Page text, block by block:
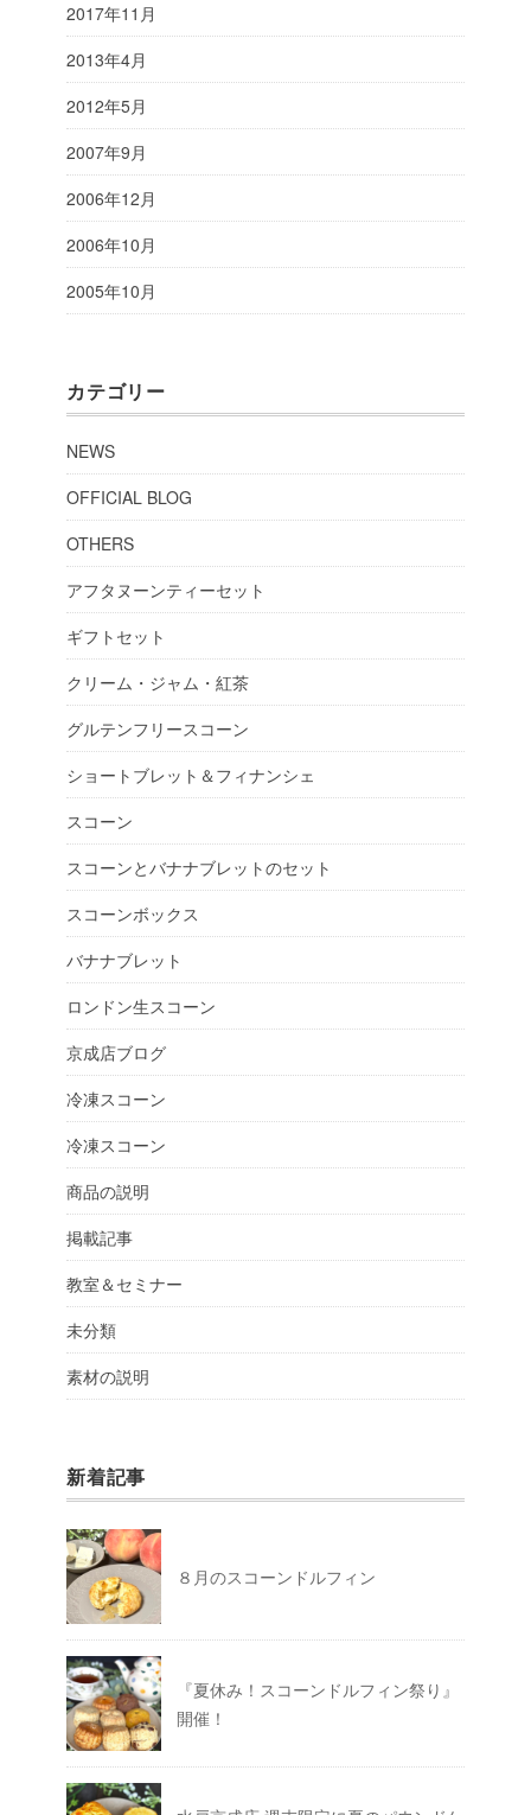
2017年11月
2013年4月
2012年5月
2007年9月
2006年12月
2006年10月
2005年10月
カテゴリー
NEWS
OFFICIAL BLOG
OTHERS
アフタヌーンティーセット
ギフトセット
クリーム・ジャム・紅茶
グルテンフリースコーン
ショートブレット＆フィナンシェ
スコーン
スコーンとバナナブレットのセット
スコーンボックス
バナナブレット
ロンドン生スコーン
京成店ブログ
冷凍スコーン
冷凍スコーン
商品の説明
掲載記事
教室＆セミナー
未分類
素材の説明
新着記事
８月のスコーンドルフィン
『夏休み！スコーンドルフィン祭り』
開催！